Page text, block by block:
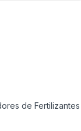
de Fertilizantes